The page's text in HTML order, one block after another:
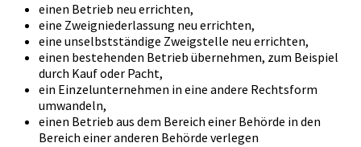
einen Betrieb neu errichten,
eine Zweigniederlassung neu errichten,
eine unselbstständige Zweigstelle neu errichten,
einen bestehenden Betrieb übernehmen, zum Beispiel
durch Kauf oder Pacht,
ein Einzelunternehmen in eine andere Rechtsform
umwandeln,
einen Betrieb aus dem Bereich einer Behörde in den
Bereich einer anderen Behörde verlegen